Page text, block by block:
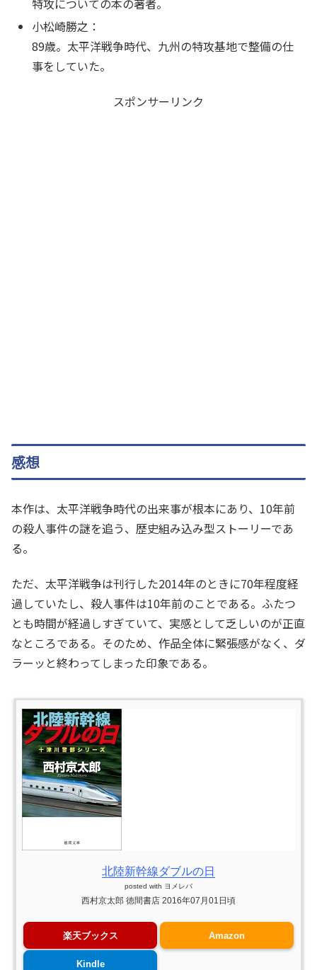
特攻についての本の著者。
小松崎勝之：
89歳。太平洋戦争時代、九州の特攻基地で整備の仕
事をしていた。
スポンサーリンク
感想
本作は、太平洋戦争時代の出来事が根本にあり、10年前
の殺人事件の謎を追う、歴史組み込み型ストーリーであ
る。
ただ、太平洋戦争は刊行した2014年のときに70年程度経
過していたし、殺人事件は10年前のことである。ふたつ
とも時間が経過しすぎていて、実感として乏しいのが正直
なところである。そのため、作品全体に緊張感がなく、ダ
ラーッと終わってしまった印象である。
北陸新幹線ダブルの日
posted with ヨメレバ
西村京太郎 徳間書店 2016年07月01日頃
楽天ブックス Amazon
Kindle